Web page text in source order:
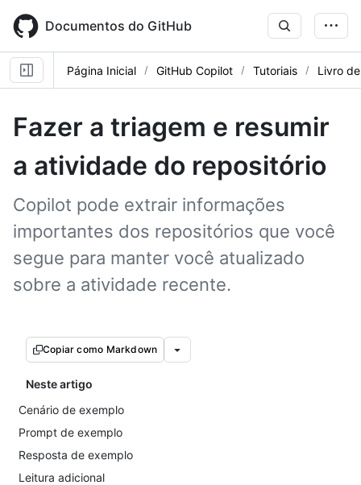
main
content
Documentos do GitHub
Página Inicial GitHub Copilot Tutoriais Livro
Fazer a triagem e resumir
a atividade do repositório
Copilot pode extrair informações
importantes dos repositórios que você
segue para manter você atualizado
sobre a atividade recente.
Copiar como Markdown
Neste artigo
Cenário de exemplo
Prompt de exemplo
Resposta de exemplo
Leitura adicional